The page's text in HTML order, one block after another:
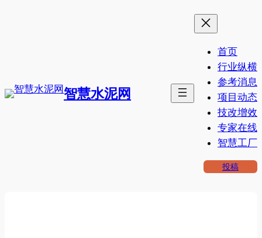
智慧水泥网
首页
行业纵横
参考消息
项目动态
技改增效
专家在线
智慧工厂
投稿